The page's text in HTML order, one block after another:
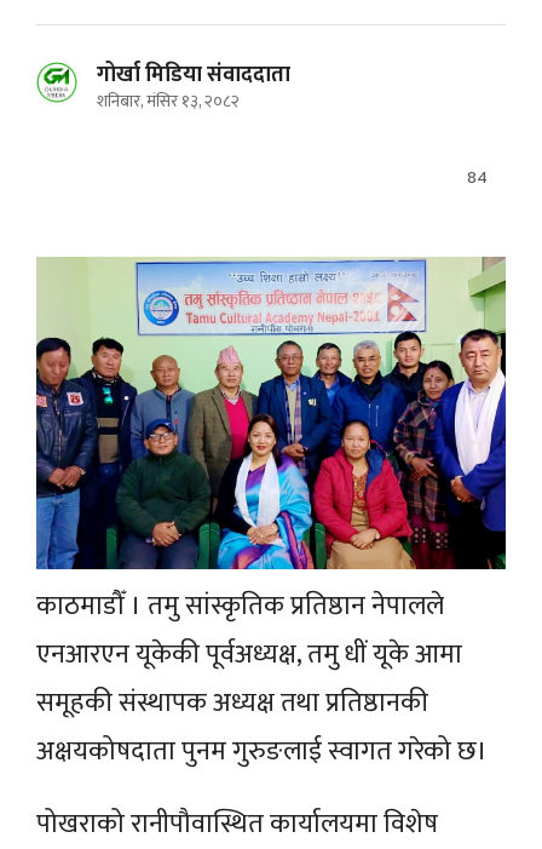
गोर्खा मिडिया संवाददाता
शनिबार, मंसिर १३, २०८२
84
काठमाडौँ । तमु सांस्कृतिक प्रतिष्ठान नेपालले
एनआरएन यूकेकी पूर्वअध्यक्ष, तमु धीं यूके आमा
समूहकी संस्थापक अध्यक्ष तथा प्रतिष्ठानकी
अक्षयकोषदाता पुनम गुरुङलाई स्वागत गरेको छ।
पोखराको रानीपौवास्थित कार्यालयमा विशेष